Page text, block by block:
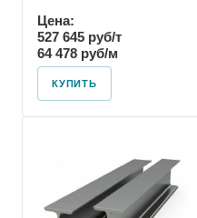
Цена:
527 645 руб/т
64 478 руб/м
КУПИТЬ